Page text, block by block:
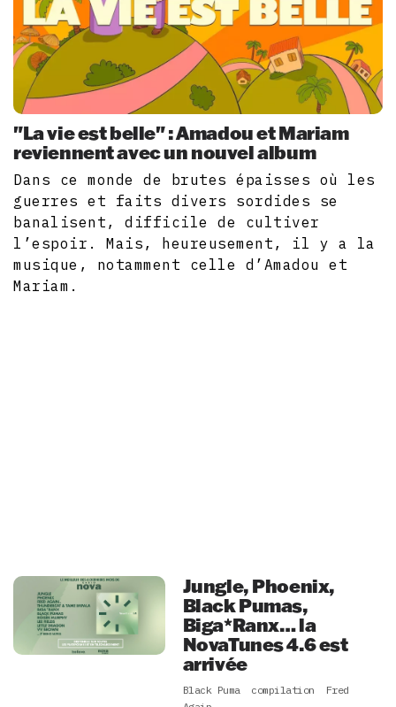
"La vie est belle" : Amadou et Mariam
reviennent avec un nouvel album
Dans ce monde de brutes épaisses où les
guerres et faits divers sordides se
banalisent, difficile de cultiver
l’espoir. Mais, heureusement, il y a la
musique, notamment celle d’Amadou et
Mariam.
Jungle, Phoenix,
Black Pumas,
Biga*Ranx… la
NovaTunes 4.6 est
arrivée
Black Puma compilation
Fred